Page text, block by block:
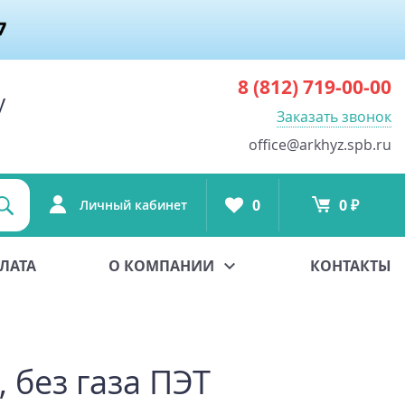
8 (812)719-00-00
Заказать звонок
office@arkhyz.spb.ru
Личный кабинет 0 0 ₽
О КОМПАНИИ КОНТАКТЫ
газа ПЭТ